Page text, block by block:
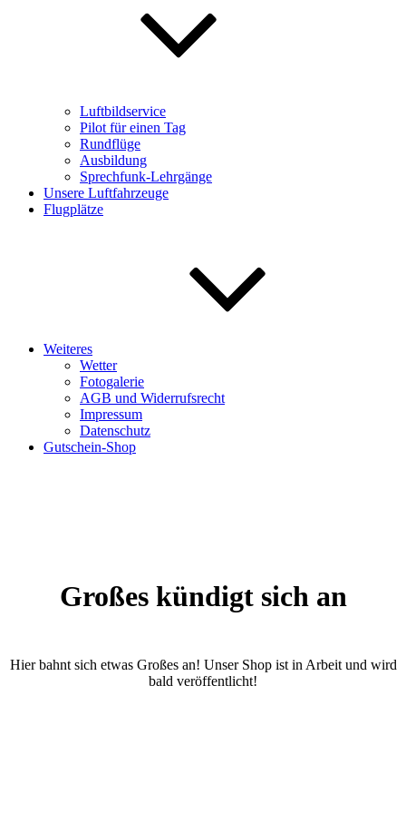
Luftbildservice
Pilot für einen Tag
Rundflüge
Ausbildung
Sprechfunk-Lehrgänge
Unsere Luftfahrzeuge
Flugplätze
Weiteres
Wetter
Fotogalerie
AGB und Widerrufsrecht
Impressum
Datenschutz
Gutschein-Shop
Großes kündigt sich an
Hier bahnt sich etwas Großes an! Unser Shop ist in Arbeit und wird
bald veröffentlicht!